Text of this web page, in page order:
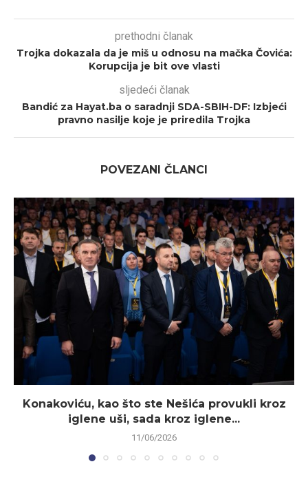
prethodni članak
Trojka dokazala da je miš u odnosu na mačka Čovića:
Korupcija je bit ove vlasti
sljedeći članak
Bandić za Hayat.ba o saradnji SDA-SBIH-DF: Izbjeći
pravno nasilje koje je priredila Trojka
POVEZANI ČLANCI
Konakoviću, kao što ste Nešića provukli kroz
iglene uši, sada kroz iglene...
11/06/2026